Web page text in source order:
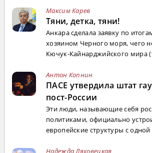
Максим Карев
Тяни, детка, тяни!
Анкара сделала заявку по
хозяином Черного моря, чего
Кючук-Кайнарджийского мира
Антон Копнин
ПАСЕ утвердила штат
пост-России
Эти люди, называющие себя
политиками, официально
европейские структуры с
Надежда Ляховецкая